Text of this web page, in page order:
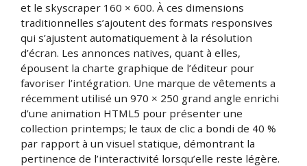
et le skyscraper 160 × 600. À ces dimensions
traditionnelles s’ajoutent des formats responsives
qui s’ajustent automatiquement à la résolution
d’écran. Les annonces natives, quant à elles,
épousent la charte graphique de l’éditeur pour
favoriser l’intégration. Une marque de vêtements a
récemment utilisé un 970 × 250 grand angle enrichi
d’une animation HTML5 pour présenter une
collection printemps; le taux de clic a bondi de 40 %
par rapport à un visuel statique, démontrant la
pertinence de l’interactivité lorsqu’elle reste légère.